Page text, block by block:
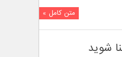
متن کامل »
شوید